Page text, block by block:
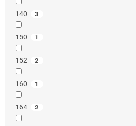
140 3
150 1
152 2
160 1
164 2